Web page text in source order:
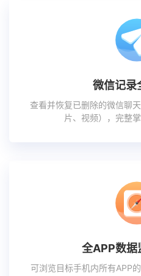
微信记录
查看并恢复已删除的微信聊
片、视频），完整
全APP数据
可浏览目标手机内所有APP